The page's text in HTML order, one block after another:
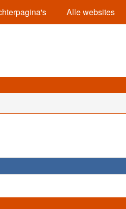
Alle websites